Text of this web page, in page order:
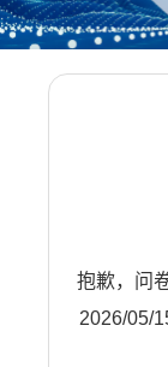
抱歉，问
2026/05/